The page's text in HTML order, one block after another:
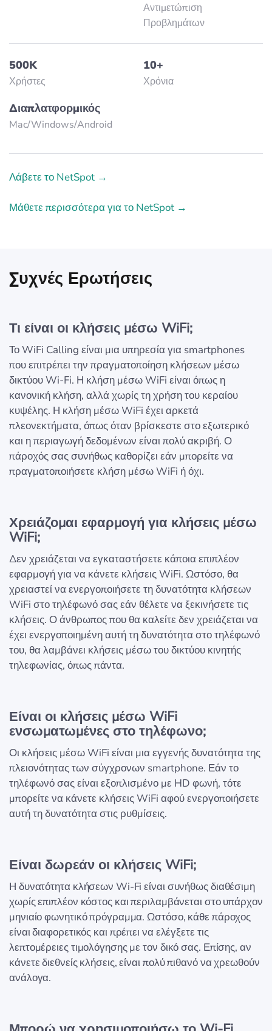
Αντιμετώπιση
Προβλημάτων
500K
Χρήστες
10+
Χρόνια
Διαπλατφορμικός
Mac/Windows/Аndroid
Λάβετε το NetSpot →
Μάθετε περισσότερα για το NetSpot →
Συχνές Ερωτήσεις
Τι είναι οι κλήσεις μέσω WiFi;
Το WiFi Calling είναι μια υπηρεσία για smartphones
που επιτρέπει την πραγματοποίηση κλήσεων μέσω
δικτύου Wi-Fi. Η κλήση μέσω WiFi είναι όπως η
κανονική κλήση, αλλά χωρίς τη χρήση του κεραίου
κυψέλης. Η κλήση μέσω WiFi έχει αρκετά
πλεονεκτήματα, όπως όταν βρίσκεστε στο εξωτερικό
και η περιαγωγή δεδομένων είναι πολύ ακριβή. Ο
πάροχός σας συνήθως καθορίζει εάν μπορείτε να
πραγματοποιήσετε κλήση μέσω WiFi ή όχι.
Χρειάζομαι εφαρμογή για κλήσεις μέσω
WiFi;
Δεν χρειάζεται να εγκαταστήσετε κάποια επιπλέον
εφαρμογή για να κάνετε κλήσεις WiFi. Ωστόσο, θα
χρειαστεί να ενεργοποιήσετε τη δυνατότητα κλήσεων
WiFi στο τηλέφωνό σας εάν θέλετε να ξεκινήσετε τις
κλήσεις. Ο άνθρωπος που θα καλείτε δεν χρειάζεται να
έχει ενεργοποιημένη αυτή τη δυνατότητα στο τηλέφωνό
του, θα λαμβάνει κλήσεις μέσω του δικτύου κινητής
τηλεφωνίας, όπως πάντα.
Είναι οι κλήσεις μέσω WiFi
ενσωματωμένες στο τηλέφωνο;
Οι κλήσεις μέσω WiFi είναι μια εγγενής δυνατότητα της
πλειονότητας των σύγχρονων smartphone. Εάν το
τηλέφωνό σας είναι εξοπλισμένο με HD φωνή, τότε
μπορείτε να κάνετε κλήσεις WiFi αφού ενεργοποιήσετε
αυτή τη δυνατότητα στις ρυθμίσεις.
Είναι δωρεάν οι κλήσεις WiFi;
Η δυνατότητα κλήσεων Wi-Fi είναι συνήθως διαθέσιμη
χωρίς επιπλέον κόστος και περιλαμβάνεται στο υπάρχον
μηνιαίο φωνητικό πρόγραμμα. Ωστόσο, κάθε πάροχος
είναι διαφορετικός και πρέπει να ελέγξετε τις
λεπτομέρειες τιμολόγησης με τον δικό σας. Επίσης, αν
κάνετε διεθνείς κλήσεις, είναι πολύ πιθανό να χρεωθούν
ανάλογα.